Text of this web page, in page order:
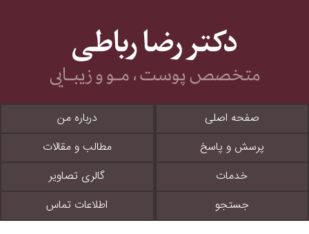
صفحه اصلی
درباره من
پرسش و پاسخ
مطالب و مقالات
خدمات
گالری تصاویر
جستجو
اطلاعات تماس